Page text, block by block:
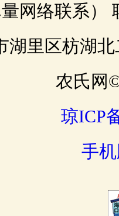
网络联系）
湖里区枋湖
农氏网
琼ICP
手